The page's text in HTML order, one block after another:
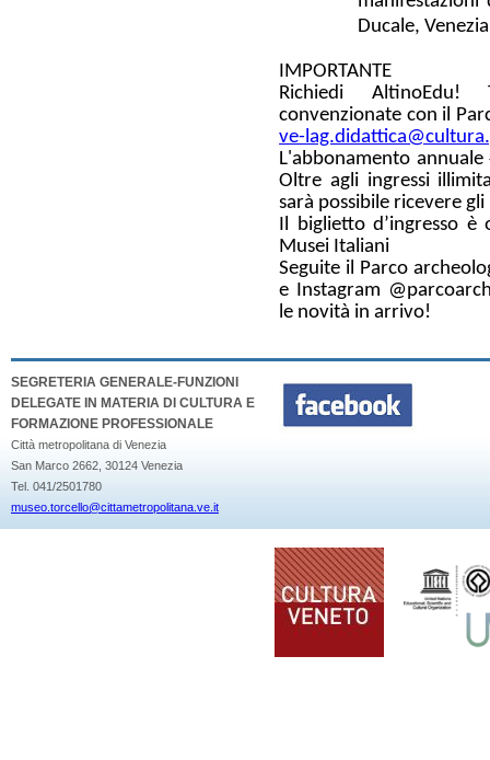
Ducale,
IMPORTANTE
Richiedi AltinoEdu!
convenzionate con il
ve-
L'abbonamento
Oltre agli ingressi
sarà possibile ricevere
biglietto d’ingresso è
Musei Italiani
Seguite il Parco
e
Instagram
le novità in arrivo!
SEGRETERIA GENERALE-FUNZIONI
DELEGATE IN MATERIA DI CULTURA E
FORMAZIONE PROFESSIONALE
Città metropolitana di Venezia
San Marco 2662, 30124 Venezia
Tel. 041/2501780
museo.torcello@cittametropolitana.ve.it